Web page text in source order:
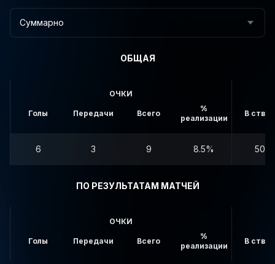
Суммарно
ОБЩАЯ
ОЧКИ
Голы Передачи Всего
%
реализации
В створ
6 3 9 8.5% 50
ПО РЕЗУЛЬТАТАМ МАТЧЕЙ
ОЧКИ
Голы Передачи Всего
%
реализации
В створ